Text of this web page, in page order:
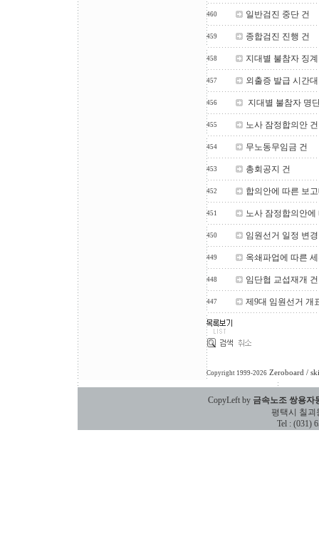
460 일반검진 중단 건
459 종합검진 진행 건
458 지대별 불참자 징
457 외출증 발급 시간
456 지대별 불참자 명
455 노사 잠정합의안 건
454 무노동무임금 건
453 총회공지 건
452 합의안에 따른 보
451 노사 잠정합의안
450 임원선거 일정 변
449 옥쇄파업에 따른
448 임단협 교섭재개 건
447 제9대 임원선거 개
Copyright 1999-2026 Zeroboard /
CopyLeft by 금속노조 쌍용자
평택시 칠괴동
Tel : (031)